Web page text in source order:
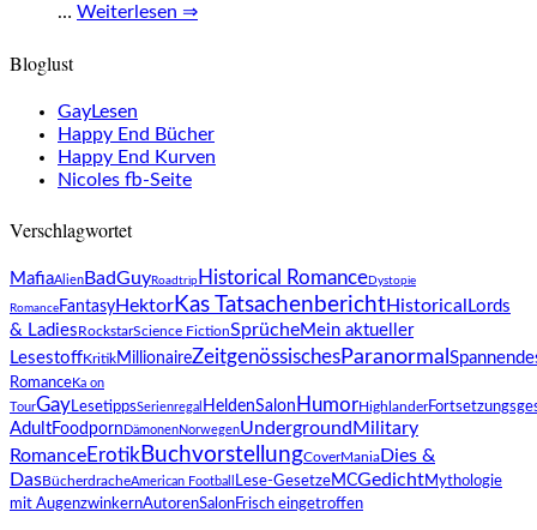
… Weiterlesen ⇒
Bloglust
GayLesen
Happy End Bücher
Happy End Kurven
Nicoles fb-Seite
Verschlagwortet
MafiaAlien BadGuyRoadtrip Historical Romance Dystopie
Romance Fantasy HektorKas TatsachenberichtHistorical Lords
& Ladies RockstarScience FictionSprücheMein aktueller
LesestoffKritikMillionaireZeitgenössischesParanormal
RomanceKa on
TourGayLesetippsSerienregal HeldenSalon HumorHighlander
AdultFoodporn DämonenNorwegenUnderground Military
RomanceErotikBuchvorstellungCoverMania Dies &
DasBücherdracheAmerican Football Lese-GesetzeMCGedichtMythologie
mit AugenzwinkernAutorenSalonFrisch eingetroffen